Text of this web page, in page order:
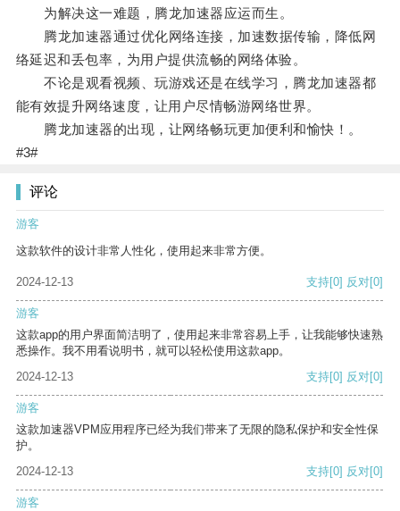
为解决这一难题，腾龙加速器应运而生。
腾龙加速器通过优化网络连接，加速数据传输，降低网
络延迟和丢包率，为用户提供流畅的网络体验。
不论是观看视频、玩游戏还是在线学习，腾龙加速器都
能有效提升网络速度，让用户尽情畅游网络世界。
腾龙加速器的出现，让网络畅玩更加便利和愉快！。
#3#
评论
游客
这款软件的设计非常人性化，使用起来非常方便。
2024-12-13 支持[0] 反对[0]
游客
这款app的用户界面简洁明了，使用起来非常容易上手，让我能够快速熟
悉操作。我不用看说明书，就可以轻松使用这款app。
2024-12-13
支持[0] 反对[0]
游客
这款加速器VPM应用程序已经为我们带来了无限的隐私保护和安全性保
护。
2024-12-13
支持[0] 反对[0]
游客